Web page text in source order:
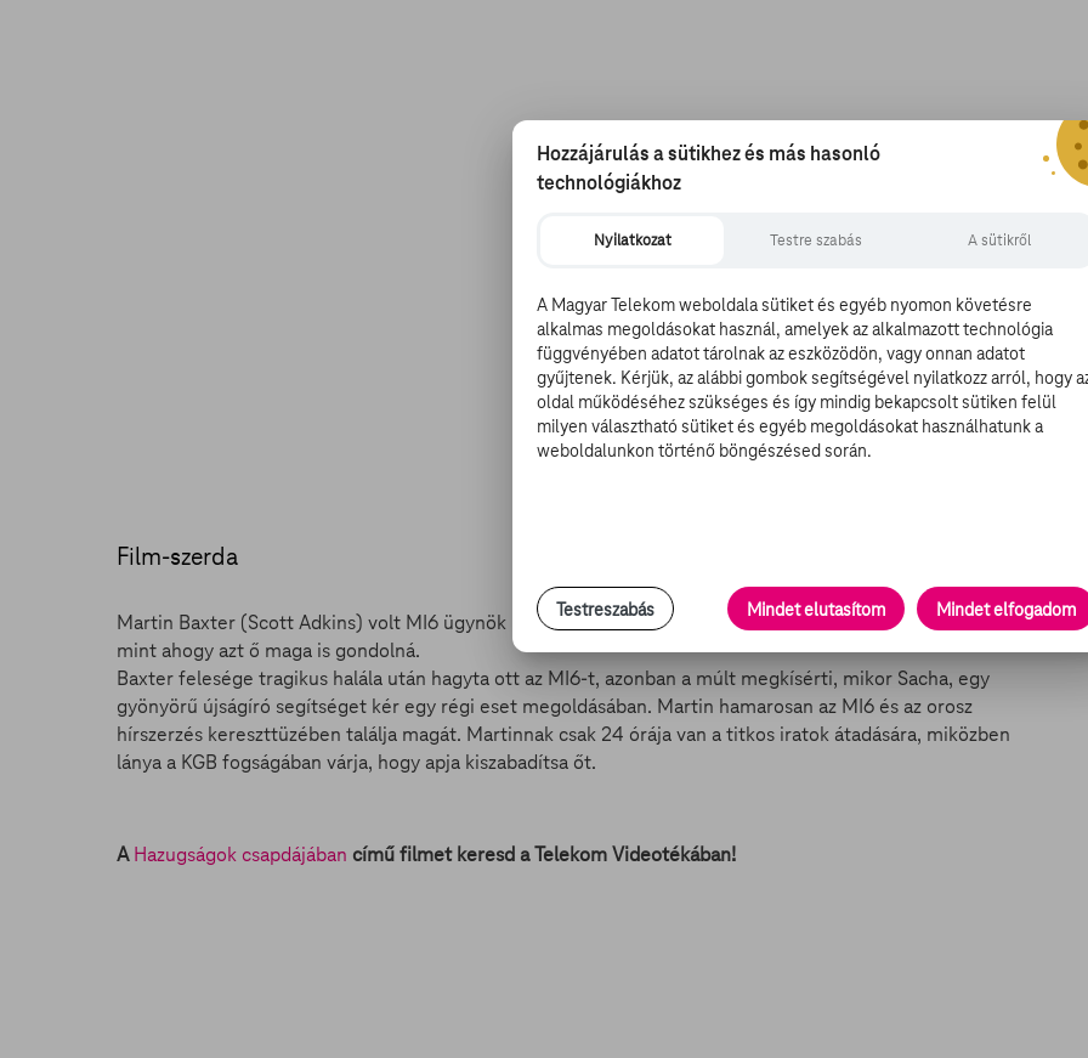
Film-szerda
Martin Baxter (Scott Adkins) volt MI6 ügynök újra bevetésre készül. A tét azonban most sokkal nagyobb,
mint ahogy azt ő maga is gondolná.
Baxter felesége tragikus halála után hagyta ott az MI6-t, azonban a múlt megkísérti, mikor Sacha, egy
gyönyörű újságíró segítséget kér egy régi eset megoldásában. Martin hamarosan az MI6 és az orosz
hírszerzés kereszttüzében találja magát. Martinnak csak 24 órája van a titkos iratok átadására, miközben
lánya a KGB fogságában várja, hogy apja kiszabadítsa őt.
AHazugságok csapdájában című filmet keresd a Telekom Videotékában!
Hozzájárulás a sütikhez és más hasonló
technológiákhoz
Nyilatkozat Testre szabás A sütikről
A Magyar Telekom weboldala sütiket és egyéb nyomon követésre
alkalmas megoldásokat használ, amelyek az alkalmazott technológia
függvényében adatot tárolnak az eszközödön, vagy onnan adatot
gyűjtenek. Kérjük, az alábbi gombok segítségével nyilatkozz arról, hogy
oldal működéséhez szükséges és így mindig bekapcsolt sütiken felül
milyen választható sütiket és egyéb megoldásokat használhatunk a
weboldalunkon történő böngészésed során.
Testreszabás Mindet elutasítom Mindet elfogadom